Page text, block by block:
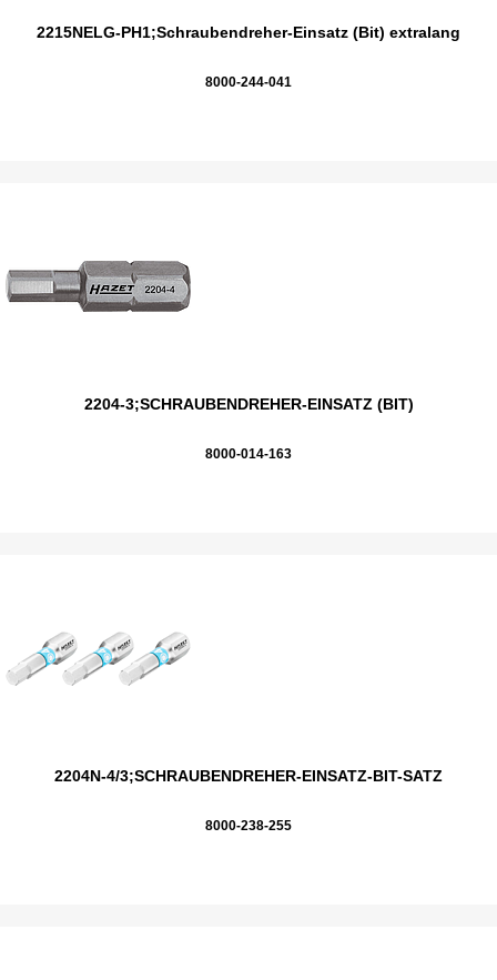
2215NELG-PH1;Schraubendreher-Einsatz (Bit) extralang
8000-244-041
2204-3;SCHRAUBENDREHER-EINSATZ (BIT)
8000-014-163
2204N-4/3;SCHRAUBENDREHER-EINSATZ-BIT-SATZ
8000-238-255